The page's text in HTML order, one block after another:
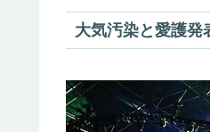
大気汚染と愛護発